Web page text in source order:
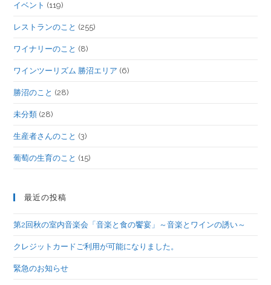
イベント (119)
レストランのこと (255)
ワイナリーのこと (8)
ワインツーリズム 勝沼エリア (6)
勝沼のこと (28)
未分類 (28)
生産者さんのこと (3)
葡萄の生育のこと (15)
最近の投稿
第2回秋の室内音楽会「音楽と食の饗宴」～音楽とワインの誘い～
クレジットカードご利用が可能になりました。
緊急のお知らせ